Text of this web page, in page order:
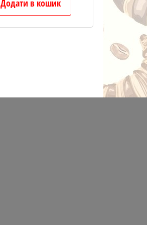
Додати в кошик